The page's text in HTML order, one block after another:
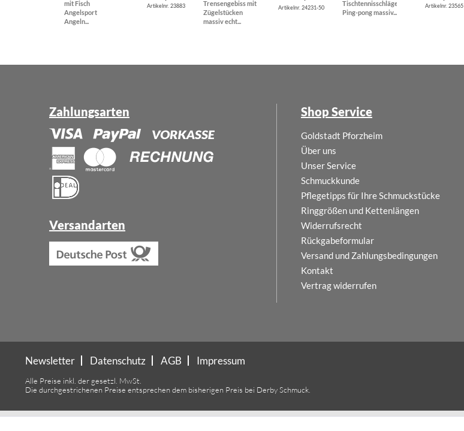
mit Fisch
Angelsport
Angeln...
Artikelnr. 23883
Trensengebiss mit
Zügelstücken
massiv echt...
Artikelnr. 24231-50
Tischtennisschläger
Ping-pong massiv...
Artikelnr. 23565
Zahlungsarten
Versandarten
Shop Service
Goldstadt Pforzheim
Über uns
Unser Service
Schmuckkunde
Pflegetipps für Ihre Schmuckstücke
Ringgrößen und Kettenlängen
Widerrufsrecht
Rückgabeformular
Versand und Zahlungsbedingungen
Kontakt
Vertrag widerrufen
Newsletter Datenschutz AGB Impressum
Alle Preise inkl. der gesetzl. MwSt.
Die durchgestrichenen Preise entsprechen dem bisherigen Preis bei Derby Schmuck.